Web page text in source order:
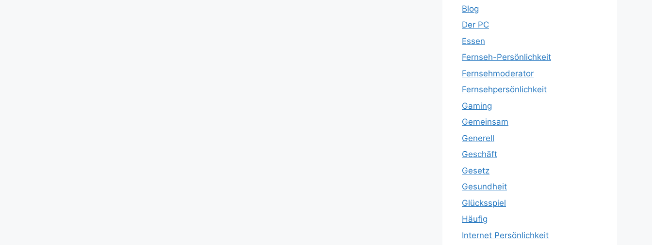
Blog
Der PC
Essen
Fernseh-Persönlichkeit
Fernsehmoderator
Fernsehpersönlichkeit
Gaming
Gemeinsam
Generell
Geschäft
Gesetz
Gesundheit
Glücksspiel
Häufig
Internet Persönlichkeit